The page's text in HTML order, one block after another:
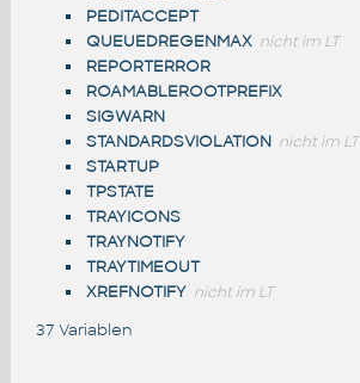
PEDITACCEPT
QUEUEDREGENMAX nicht im LT
REPORTERROR
ROAMABLEROOTPREFIX
SIGWARN
STANDARDSVIOLATION nicht im LT
STARTUP
TPSTATE
TRAYICONS
TRAYNOTIFY
TRAYTIMEOUT
XREFNOTIFY nicht im LT
37 Variablen